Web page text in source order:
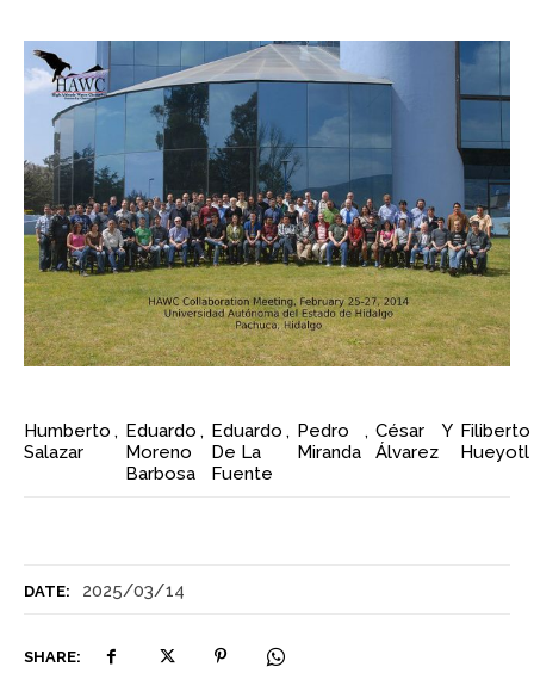
DATE: 2025/03/14
SHARE:
Humberto
Salazar
, Eduardo
Moreno
Barbosa
, Eduardo
De La
Fuente
, Pedro
Miranda
, César
Álvarez
Y Filiberto
Hueyotl